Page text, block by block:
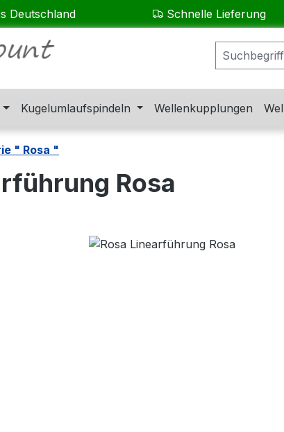
Deutschland Schnelle Lieferung
Kugelumlaufspindeln Wellenkupplungen
" Rosa "
Rosa